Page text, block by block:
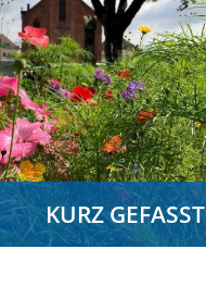
KURZ GEFASST